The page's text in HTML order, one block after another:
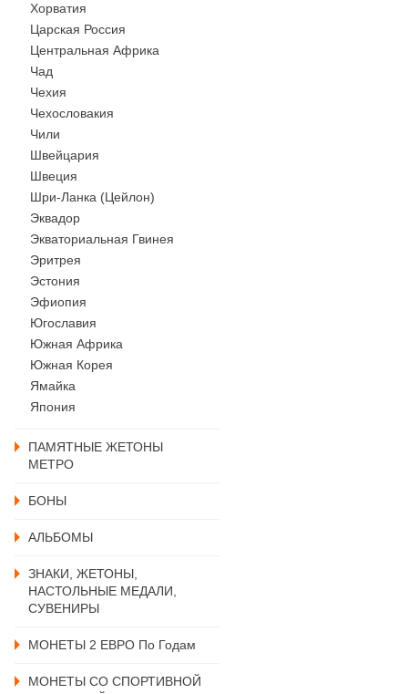
Хорватия
Царская Россия
Центральная Африка
Чад
Чехия
Чехословакия
Чили
Швейцария
Швеция
Шри-Ланка (Цейлон)
Эквадор
Экваториальная Гвинея
Эритрея
Эстония
Эфиопия
Югославия
Южная Африка
Южная Корея
Ямайка
Япония
ПАМЯТНЫЕ ЖЕТОНЫ
МЕТРО
БОНЫ
АЛЬБОМЫ
ЗНАКИ, ЖЕТОНЫ,
НАСТОЛЬНЫЕ МЕДАЛИ,
СУВЕНИРЫ
МОНЕТЫ 2 ЕВРО По Годам
МОНЕТЫ СО СПОРТИВНОЙ